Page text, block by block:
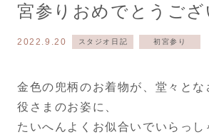
宮参りおめでとうござ
2022.9.20 スタジオ日記 初宮参り
金色の兜柄のお着物が、堂々とな
役さまのお姿に、
たいへんよくお似合いでいらっし